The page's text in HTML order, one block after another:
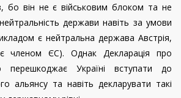
бо він не є військовим блоком та не
держави навіть за умови
є нейтральна держава Австрія,
членом ЄС). Однак Декларація про
перешкоджає Україні вступати до
альянсу та навіть декларувати такі